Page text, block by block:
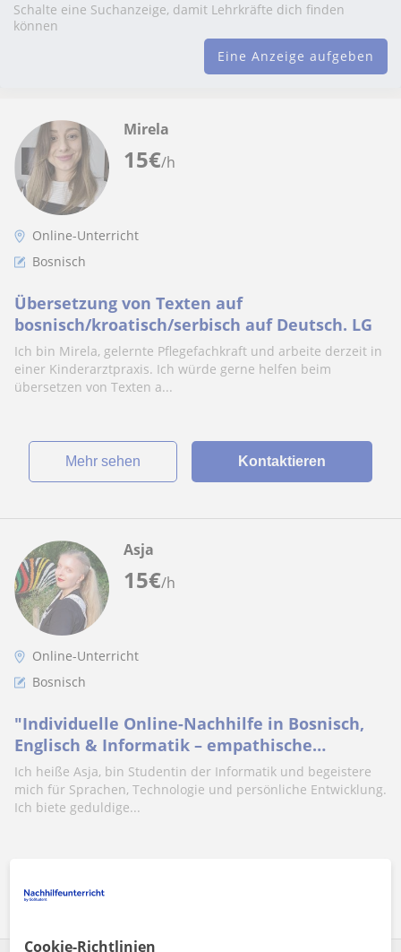
Schalte eine Suchanzeige, damit Lehrkräfte dich finden
können
Eine Anzeige aufgeben
15€/h
Mirela
Online-Unterricht
Bosnisch
Übersetzung von Texten auf
bosnisch/kroatisch/serbisch auf Deutsch. LG
Ich bin Mirela, gelernte Pflegefachkraft und arbeite derzeit in
einer Kinderarztpraxis. Ich würde gerne helfen beim
übersetzen von Texten a...
Mehr sehen Kontaktieren
15€/h
Asja
Online-Unterricht
Bosnisch
"Individuelle Online-Nachhilfe in Bosnisch,
Englisch & Informatik – empathische
Studentin aus Brčko begleitet dich auf
deinem Lern
Ich heiße Asja, bin Studentin der Informatik und begeistere
mich für Sprachen, Technologie und persönliche Entwicklung.
Ich biete geduldige...
Cookie-Richtlinien